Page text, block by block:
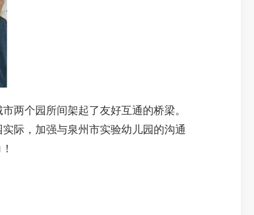
个园所间架起了友好互通的桥梁。
际，加强与泉州市实验幼儿园的沟通